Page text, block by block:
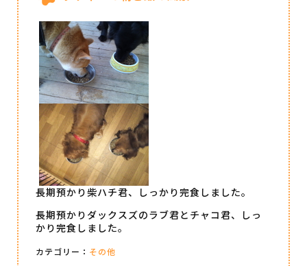
長期預かり柴ハチ君、しっかり完食しました。
長期預かりダックスズのラブ君とチャコ君、しっ
かり完食しました。
カテゴリー： その他